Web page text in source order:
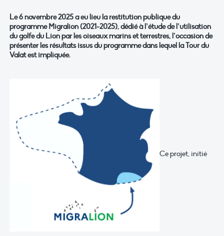
Le 6 novembre 2025 a eu lieu la restitution publique du
programme Migralion (2021-2025), dédié à l’étude de l’utilisation
du golfe du Lion par les oiseaux marins et terrestres, l’occasion de
présenter les résultats issus du programme dans lequel la Tour du
Valat est impliquée.
Ce projet, initié